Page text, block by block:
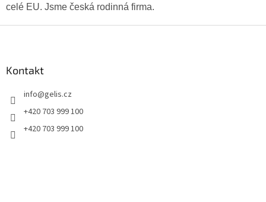
celé EU. Jsme česká rodinná firma.
Kontakt
info@gelis.cz
+420 703 999 100
+420 703 999 100